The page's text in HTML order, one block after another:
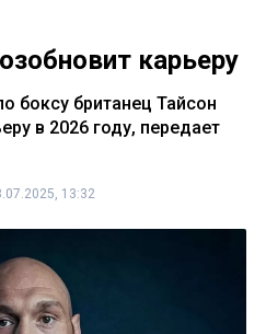
карьеру
боксу британец Тайсон
в 2026 году, передает
13:32